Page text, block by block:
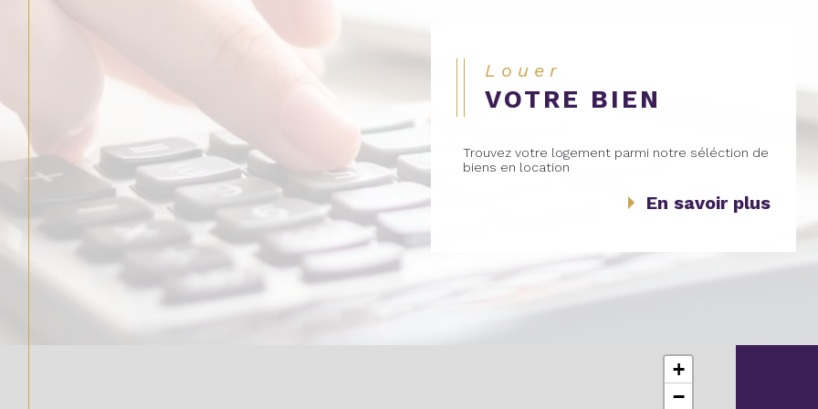
Louer
VOTRE BIEN
Trouvez votre logement parmi notre séléction de
biens en location
En savoir plus
+
−